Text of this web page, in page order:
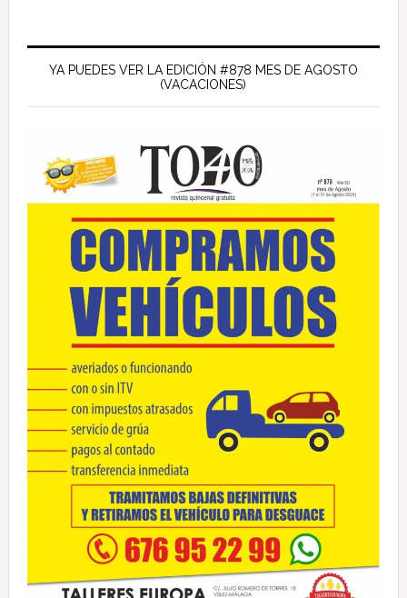
Barra
lateral
principal
YA PUEDES VER LA EDICIÓN #878 MES DE AGOSTO
(VACACIONES)